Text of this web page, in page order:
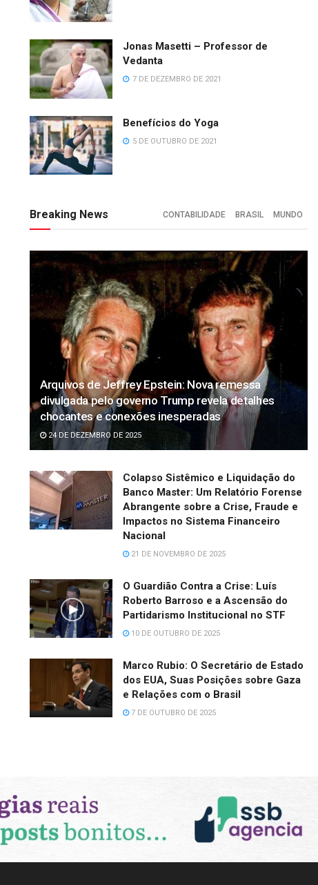
Jonas Masetti – Professor de
Vedanta
7 DE DEZEMBRO DE 2021
Benefícios do Yoga
5 DE OUTUBRO DE 2021
Breaking News CONTABILIDADE BRASIL MUNDO
Arquivos de Jeffrey Epstein: Nova remessa
divulgada pelo governo Trump revela detalhes
chocantes e conexões inesperadas
24 DE DEZEMBRO DE 2025
Colapso Sistêmico e Liquidação do
Banco Master: Um Relatório Forense
Abrangente sobre a Crise, Fraude e
Impactos no Sistema Financeiro
Nacional
21 DE NOVEMBRO DE 2025
O Guardião Contra a Crise: Luís
Roberto Barroso e a Ascensão do
Partidarismo Institucional no STF
10 DE OUTUBRO DE 2025
Marco Rubio: O Secretário de Estado
dos EUA, Suas Posições sobre Gaza
e Relações com o Brasil
7 DE OUTUBRO DE 2025